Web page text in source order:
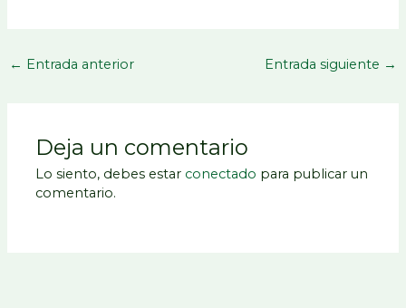
← Entrada anterior Entrada siguiente →
Deja un comentario
Lo siento, debes estar conectado para publicar un
comentario.